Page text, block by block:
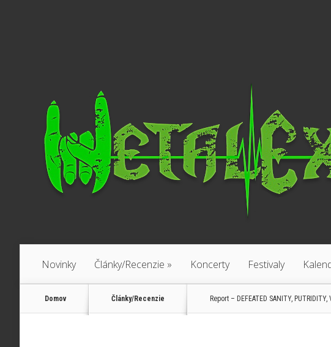
Novinky Články/Recenzie » Koncerty Festivaly
Domov Články/Recenzie Report – DEFEATED SANITY,